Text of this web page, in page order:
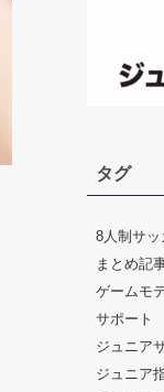
タグ
8人制サッ
まとめ記
ゲームモ
サポート
ジュニア
ジュニア